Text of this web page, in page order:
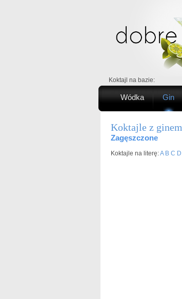
Koktajl na bazie:
Wódka Gin
Koktajle z ginem
Zagęszczone
Koktajle na literę:A B C D